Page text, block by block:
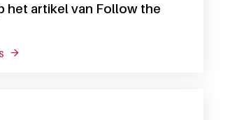
het artikel van Follow the
over reactie op het artikel van follow the